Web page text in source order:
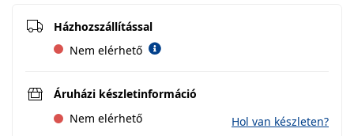
Házhozszállítással
Nem elérhető
Áruházi készletinformáció
Nem elérhető
Hol van készleten?